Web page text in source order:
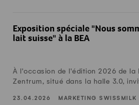
Exposition spéciale "Nous
lait suisse" à la BEA
À l'occasion de l'édition 2026 de la
Zentrum, situé dans la halle 3.0,
23.04.2026
MARKETING SWISSMILK